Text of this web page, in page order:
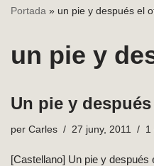
Portada » un pie y después el
un pie y
Un pie y
per Carles 27 juny, 2011 1
[Castellano] Un pie y después